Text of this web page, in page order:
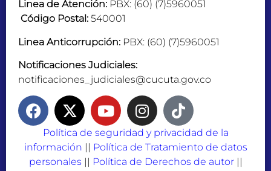
Linea de Atención: PBX: (60) (7)5960051
Código Postal: 540001
Linea Anticorrupción: PBX: (60) (7)5960051
Notificaciones Judiciales:
notificaciones_judiciales@cucuta.gov.co
Política de seguridad y privacidad de la
información
Política de Tratamiento de datos
personales
Política de Derechos de autor||